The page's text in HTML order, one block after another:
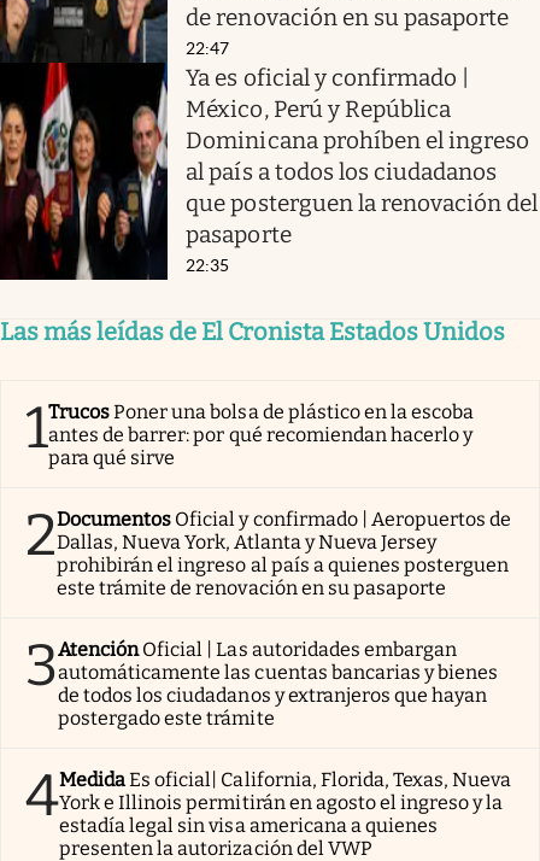
de renovación en su pasaporte
22:47
Ya es oficial y confirmado |
México, Perú y República
Dominicana prohíben el ingreso
al país a todos los ciudadanos
que posterguen la renovación del
pasaporte
22:35
Las más leídas de El Cronista Estados Unidos
1TrucosPoner una bolsa de plástico en la escoba
antes de barrer: por qué recomiendan hacerlo y
para qué sirve
2Documentos Oficial y confirmado | Aeropuertos de
Dallas, Nueva York, Atlanta y Nueva Jersey
prohibirán el ingreso al país a quienes posterguen
este trámite de renovación en su pasaporte
3AtenciónOficial | Las autoridades embargan
automáticamente las cuentas bancarias y bienes
de todos los ciudadanos y extranjeros que hayan
postergado este trámite
4MedidaEs oficial| California, Florida, Texas, Nueva
York e Illinois permitirán en agosto el ingreso y la
estadía legal sin visa americana a quienes
presenten la autorización del VWP